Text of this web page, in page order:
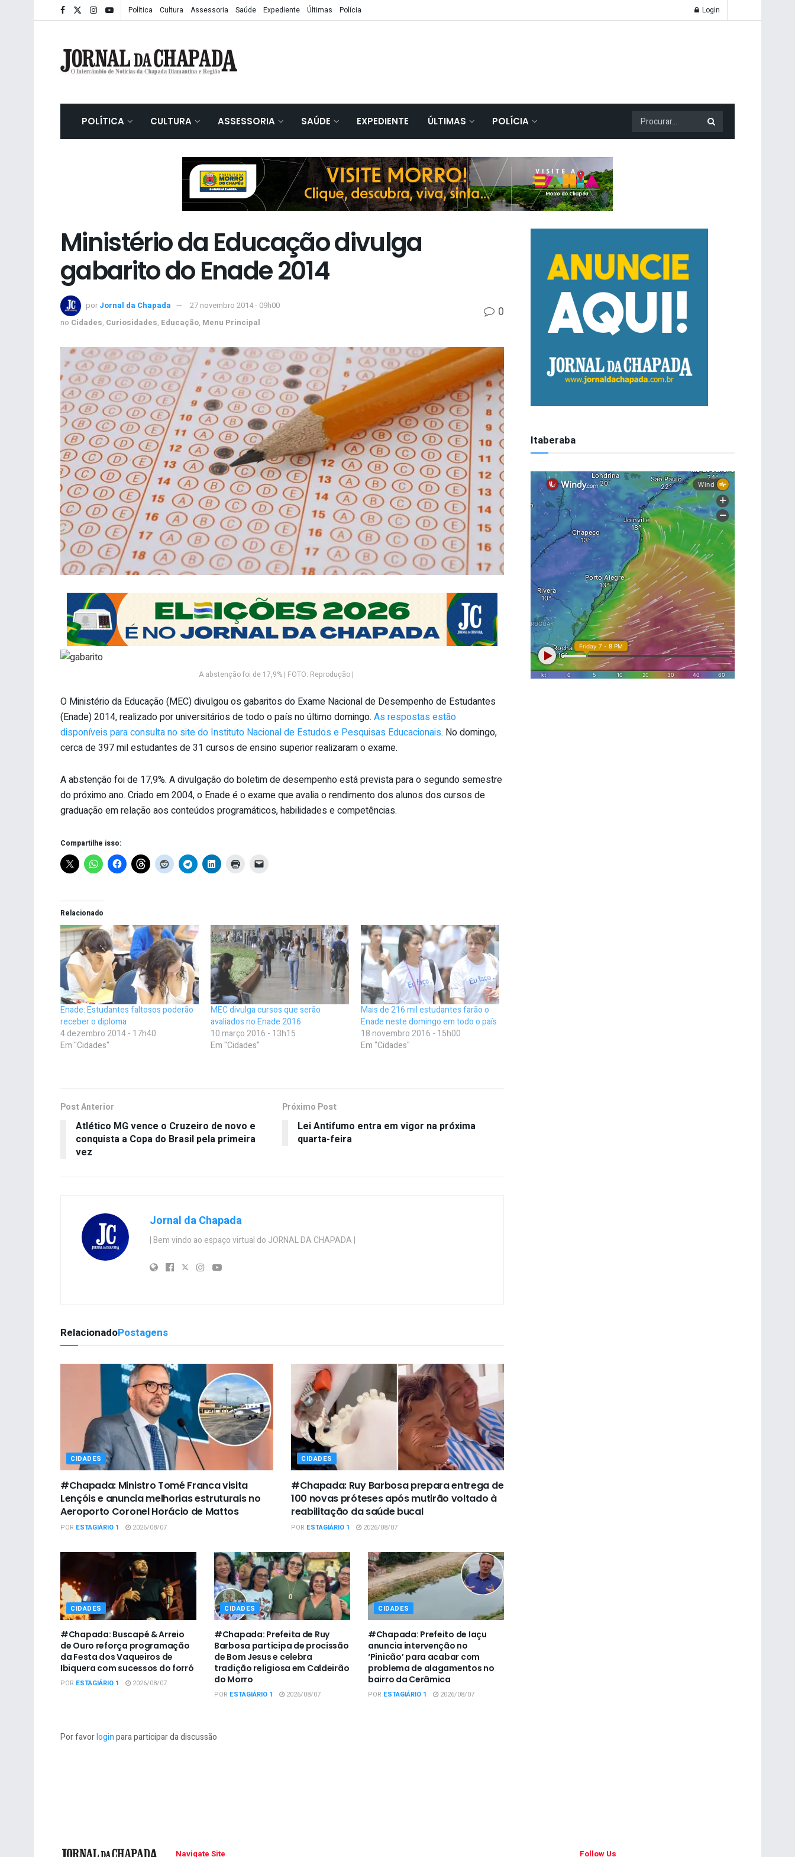
Política Cultura Assessoria Saúde Expediente Últimas Polícia Login
POLÍTICA CULTURA ASSESSORIA SAÚDE EXPEDIENTE ÚLTIMAS POLÍCIA
Ministério da Educação divulga
gabarito do Enade 2014
por Jornal da Chapada
27 novembro 2014 - 09h00
no Cidades, Curiosidades, Educação, Menu Principal
0
A abstenção foi de 17,9% | FOTO: Reprodução |
O Ministério da Educação (MEC) divulgou os gabaritos do Exame Nacional de Desempenho de Estudantes
(Enade) 2014, realizado por universitários de todo o país no último domingo. As respostas estão
disponíveis para consulta no site do Instituto Nacional de Estudos e Pesquisas Educacionais. No domingo,
cerca de 397 mil estudantes de 31 cursos de ensino superior realizaram o exame.
A abstenção foi de 17,9%. A divulgação do boletim de desempenho está prevista para o segundo semestre
do próximo ano. Criado em 2004, o Enade é o exame que avalia o rendimento dos alunos dos cursos de
graduação em relação aos conteúdos programáticos, habilidades e competências.
Compartilhe isso:
Relacionado
Enade: Estudantes faltosos poderão
receber o diploma
4 dezembro 2014 - 17h40
Em "Cidades"
MEC divulga cursos que serão
avaliados no Enade 2016
10 março 2016 - 13h15
Em "Cidades"
Mais de 216 mil estudantes farão o
Enade neste domingo em todo o país
18 novembro 2016 - 15h00
Em "Cidades"
Post Anterior
Atlético MG vence o Cruzeiro de novo e
conquista a Copa do Brasil pela primeira
vez
Próximo Post
Lei Antifumo entra em vigor na próxima
quarta-feira
Jornal da Chapada
| Bem vindo ao espaço virtual do JORNAL DA CHAPADA |
RelacionadoPostagens
CIDADES
#Chapada: Ministro Tomé Franca visita
Lençóis e anuncia melhorias estruturais no
Aeroporto Coronel Horácio de Mattos
POR ESTAGIÁRIO 1 2026/08/07
CIDADES
#Chapada: Ruy Barbosa prepara entrega de
100 novas próteses após mutirão voltado à
reabilitação da saúde bucal
POR ESTAGIÁRIO 1 2026/08/07
CIDADES
#Chapada: Buscapé & Arreio
de Ouro reforça programação
da Festa dos Vaqueiros de
Ibiquera com sucessos do forró
POR ESTAGIÁRIO 1 2026/08/07
CIDADES
#Chapada: Prefeita de Ruy
Barbosa participa de procissão
de Bom Jesus e celebra
tradição religiosa em Caldeirão
do Morro
POR ESTAGIÁRIO 1 2026/08/07
CIDADES
#Chapada: Prefeito de Iaçu
anuncia intervenção no
‘Pinicão’ para acabar com
problema de alagamentos no
bairro da Cerâmica
POR ESTAGIÁRIO 1 2026/08/07
Por favorloginpara participar da discussão
Itaberaba
Navigate Site Follow Us